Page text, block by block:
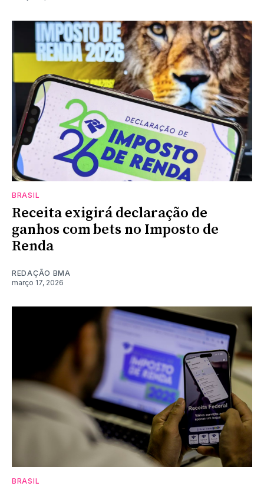
BRASIL
Receita exigirá declaração de
ganhos com bets no Imposto de
Renda
REDAÇÃO BMA
março 17, 2026
BRASIL